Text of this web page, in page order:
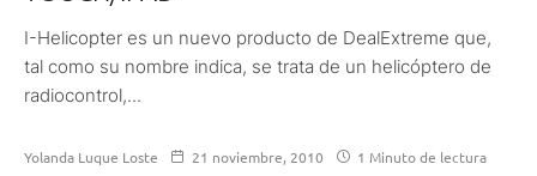
I-Helicopter es un nuevo producto de DealExtreme que,
tal como su nombre indica, se trata de un helicóptero de
radiocontrol,...
Yolanda Luque Loste 21 noviembre, 2010 1 Minuto de lectura